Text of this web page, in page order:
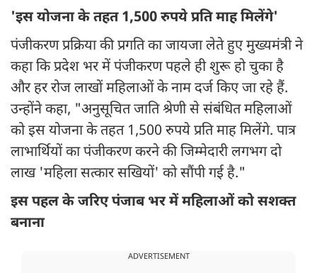
'इस योजना के तहत 1,500 रुपये प्रति माह मिलेंगे'
पंजीकरण प्रक्रिया की प्रगति का जायजा लेते हुए मुख्यमंत्री ने
कहा कि प्रदेश भर में पंजीकरण पहले ही शुरू हो चुका है
और हर रोज लाखों महिलाओं के नाम दर्ज किए जा रहे हैं.
उन्होंने कहा, "अनुसूचित जाति श्रेणी से संबंधित महिलाओं
को इस योजना के तहत 1,500 रुपये प्रति माह मिलेंगे. पात्र
लाभार्थियों का पंजीकरण करने की जिम्मेदारी लगभग दो
लाख 'महिला सत्कार सखियों' को सौंपी गई है."
इस पहल के जरिए पंजाब भर में महिलाओं को सशक्त
बनाना
ADVERTISEMENT